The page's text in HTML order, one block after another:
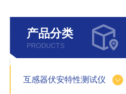
产品分类
PRODUCTS
互感器伏安特性测试仪